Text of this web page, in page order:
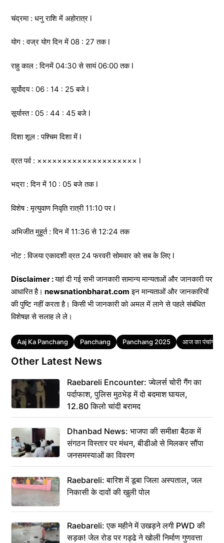
चंद्रमा : धनु राशि में अहोरात्र l
योग : वज्र योग दिन में 08 : 27 तक l
राहु काल : दिनमें 04:30 से सायं 06:00 तक l
सूर्योदय : 06 : 14 : 25 बजे l
सूर्यास्त : 05 : 44 : 45 बजे l
दिशा शूल : पश्चिम दिशा में l
व्रत पर्व : ×××××××××××××××××××× l
भद्रा : दिन में 10 : 05 बजे तक l
विशेष : मृत्युवाण निवृति रात्री 11:10 पर l
अभिजीत मुहूर्त : दिन में 11:36 से 12:24 तक
नोट : विजया एकादशी व्रत 24 फरवरी सोमवार को सब के लिए l
Disclaimer :यहां दी गई सभी जानकारी सामान्य मान्यताओं और जानकारी पर
आधारित है। newsnationbharat.com इन मान्यताओं और जानकारियों
की पुष्टि नहीं करता है। किसी भी जानकारी को अमल में लाने से पहले संबंधित
विशेषज्ञ से सलाह ले ले।
Tags
Aaj Ka Panchang Panchang Panchang 2025 आज का पंचांग
Other Latest News
Raebareli Encounter: ज्वेलर्स चोरी गैंग का
पर्दाफाश, पुलिस मुठभेड़ में दो बदमाश घायल,
12.80 किलो चांदी बरामद
Dhanbad News: भाजपा की समीक्षा बैठक में
संगठन विस्तार पर मंथन, बीडीओ से मिलकर सौंपा
जनसमस्याओं का विवरण
Raebareli: बारिश में डूबा जिला अस्पताल, जल
निकासी के दावों की खुली पोल
Raebareli: एक महीने में उखड़ने लगी PWD की
सड़क! जेल रोड पर गड्ढे ने खोली निर्माण गुणवत्ता